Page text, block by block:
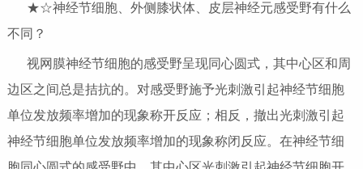
★☆神经节细胞、外侧膝状体、皮层神经元感受野有什么
不同？
视网膜神经节细胞的感受野呈现同心圆式，其中心区和周
边区之间总是拮抗的。对感受野施予光刺激引起神经节细胞
单位发放频率增加的现象称开反应；相反，撤出光刺激引起
神经节细胞单位发放频率增加的现象称闭反应。在神经节细